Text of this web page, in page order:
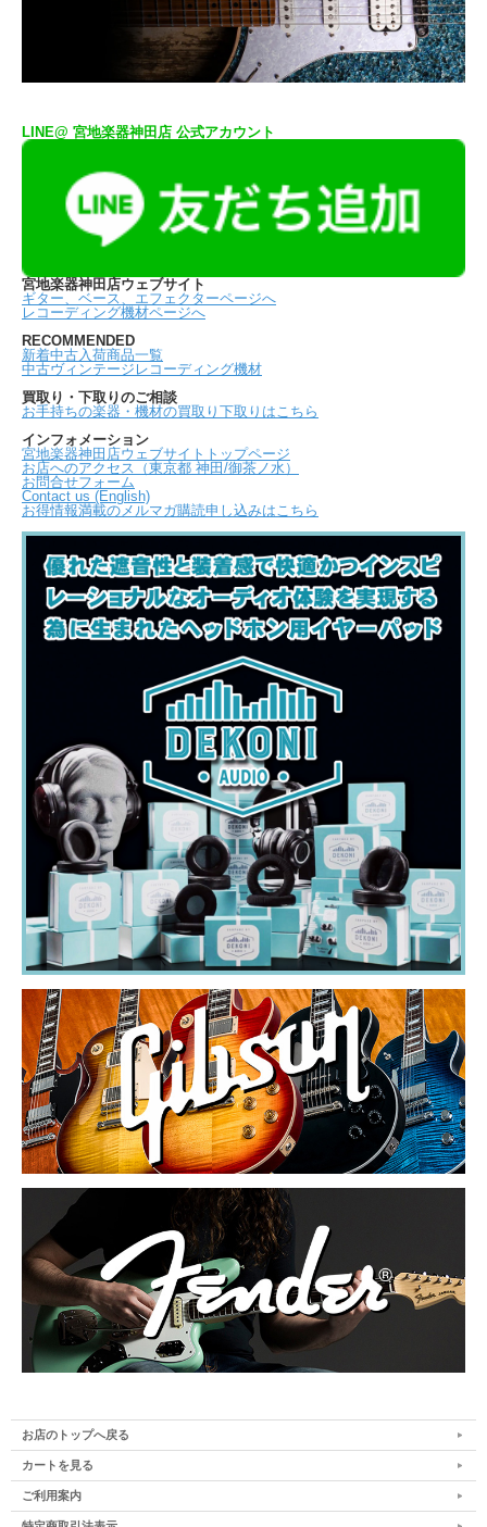
LINE@ 宮地楽器神田店 公式アカウント
宮地楽器神田店ウェブサイト
ギター、ベース、エフェクターページへ
レコーディング機材ページへ
RECOMMENDED
新着中古入荷商品一覧
中古ヴィンテージレコーディング機材
買取り・下取りのご相談
お手持ちの楽器・機材の買取り下取りはこちら
インフォメーション
宮地楽器神田店ウェブサイトトップページ
お店へのアクセス（東京都 神田/御茶ノ水）
お問合せフォーム
Contact us (English)
お得情報満載のメルマガ購読申し込みはこちら
お店のトップへ戻る
カートを見る
ご利用案内